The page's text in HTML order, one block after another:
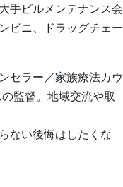
手ビルメンテナンス会
ビニ、ドラッグチェー
セラー／家族療法カウ
監督。地域交流や取
ない後悔はしたくな